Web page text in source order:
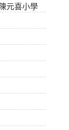
元喜小學